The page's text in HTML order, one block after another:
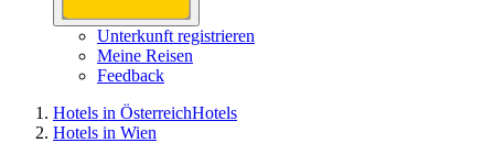
Unterkunft registrieren
Meine Reisen
Feedback
Hotels in ÖsterreichHotels
Hotels in Wien